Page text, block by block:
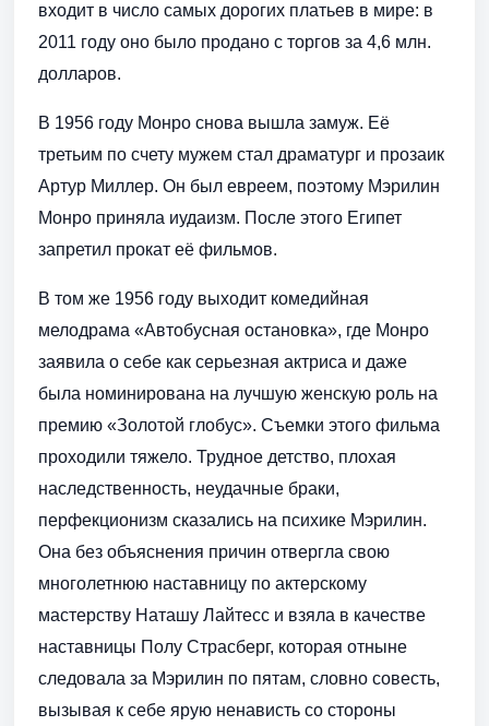
входит в число самых дорогих платьев в мире: в
2011 году оно было продано с торгов за 4,6 млн.
долларов.
В 1956 году Монро снова вышла замуж. Её
третьим по счету мужем стал драматург и прозаик
Артур Миллер. Он был евреем, поэтому Мэрилин
Монро приняла иудаизм. После этого Египет
запретил прокат её фильмов.
В том же 1956 году выходит комедийная
мелодрама «Автобусная остановка», где Монро
заявила о себе как серьезная актриса и даже
была номинирована на лучшую женскую роль на
премию «Золотой глобус». Съемки этого фильма
проходили тяжело. Трудное детство, плохая
наследственность, неудачные браки,
перфекционизм сказались на психике Мэрилин.
Она без объяснения причин отвергла свою
многолетнюю наставницу по актерскому
мастерству Наташу Лайтесс и взяла в качестве
наставницы Полу Страсберг, которая отныне
следовала за Мэрилин по пятам, словно совесть,
вызывая к себе ярую ненависть со стороны